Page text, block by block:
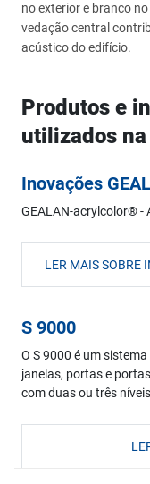
no exterior e branco
vedação central
acústico do edifício.
Produtos e
utilizados
Inovações
GEALAN-acrylcolor® -
LER MAIS SOBRE
S 9000
O S 9000 é um
janelas, portas e
com duas ou três